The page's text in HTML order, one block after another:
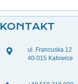
KONTAKT
ul. Francuska 12
40-015 Katowice